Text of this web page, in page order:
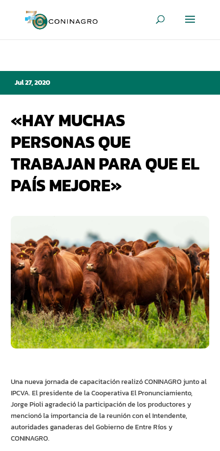
Jul 27, 2020
«HAY MUCHAS
PERSONAS QUE
TRABAJAN PARA QUE EL
PAÍS MEJORE»
Una nueva jornada de capacitación realizó CONINAGRO junto al
IPCVA. El presidente de la Cooperativa El Pronunciamiento,
Jorge Pioli agradeció la participación de los productores y
mencionó la importancia de la reunión con el Intendente,
autoridades ganaderas del Gobierno de Entre Ríos y
CONINAGRO.